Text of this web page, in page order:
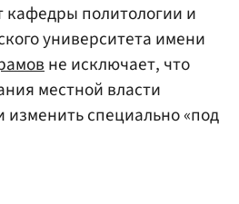
кафедры политологии и
университета имени
не исключает, что
местной власти
специально «под